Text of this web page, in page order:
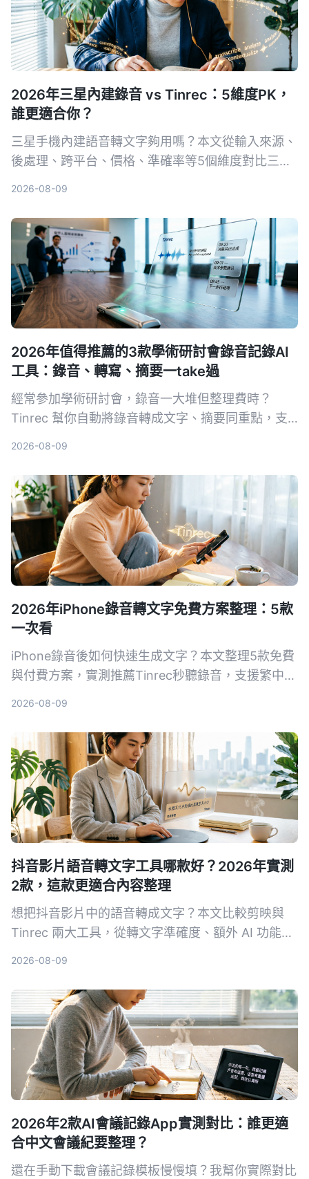
2026年三星內建錄音 vs Tinrec：5維度PK，
誰更適合你？
三星手機內建語音轉文字夠用嗎？本文從輸入來源、
後處理、跨平台、價格、準確率等5個維度對比三星
2026-08-09
2026年值得推薦的3款學術研討會錄音記錄AI
工具：錄音、轉寫、摘要一take過
經常參加學術研討會，錄音一大堆但整理費時？
Tinrec 幫你自動將錄音轉成文字、摘要同重點，支
2026-08-09
2026年iPhone錄音轉文字免費方案整理：5款
一次看
iPhone錄音後如何快速生成文字？本文整理5款免費
與付費方案，實測推薦Tinrec秒聽錄音，支援繁中、
2026-08-09
抖音影片語音轉文字工具哪款好？2026年實測
2款，這款更適合內容整理
想把抖音影片中的語音轉成文字？本文比較剪映與
Tinrec 兩大工具，從轉文字準確度、額外 AI 功能、
2026-08-09
2026年2款AI會議記錄App實測對比：誰更適
合中文會議紀要整理？
還在手動下載會議記錄模板慢慢填？我幫你實際對比